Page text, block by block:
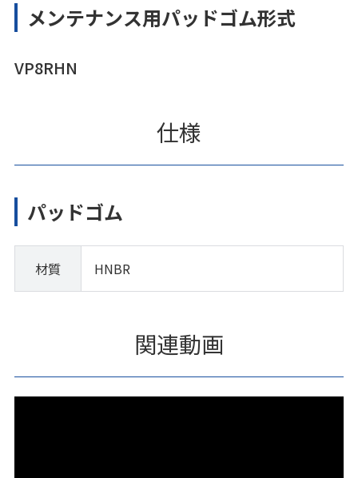
メンテナンス用パッドゴム形式
VP8RHN
仕様
パッドゴム
材質 HNBR
関連動画